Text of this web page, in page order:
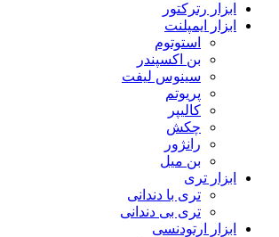
ابزار رترکتور
ابزار ایمپلنت
استوتوم
بن اکسپندر
سینوس لیفت
پریوتم
کالیپر
چکش
رانژور
بن میل
ابزار تری
تری با دندانی
تری بی دندانی
ابزار ارتودنسی